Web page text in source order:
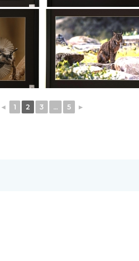
◄ 1 2 3 ... 5 ►